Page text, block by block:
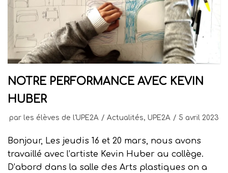
NOTRE PERFORMANCE AVEC KEVIN
HUBER
par les élèves de l'UPE2A Actualités, UPE2A 5 avril 2023
Bonjour, Les jeudis 16 et 20 mars, nous avons
travaillé avec l’artiste Kevin Huber au collège.
D’abord dans la salle des Arts plastiques on a